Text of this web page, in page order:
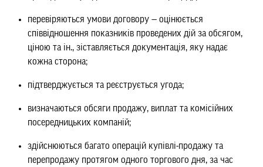
перевіряються умови договору — оцінюється
співвідношення показників проведених дій за обсягом,
ціною та ін., зіставляється документація, яку надає
кожна сторона;
підтверджується та реєструється угода;
визначаються обсяги продажу, виплат та комісійних
посередницьких компаній;
здійснюються багато операцій купівлі-продажу та
перепродажу протягом одного торгового дня, за час